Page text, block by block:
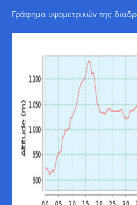
Γράφημα υψομετρικών της